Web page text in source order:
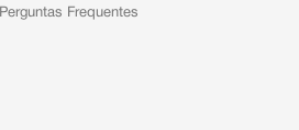
Perguntas Frequentes